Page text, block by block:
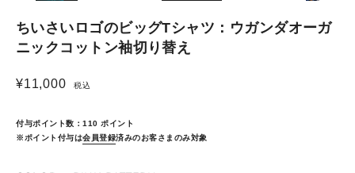
ちいさいロゴのビッグTシャツ：ウガンダオーガ
ニックコットン袖切り替え
Regular
¥11,000 税込
付与ポイント数： 110 ポイント
※ポイント付与は会員登録済みのお客さまのみ対象